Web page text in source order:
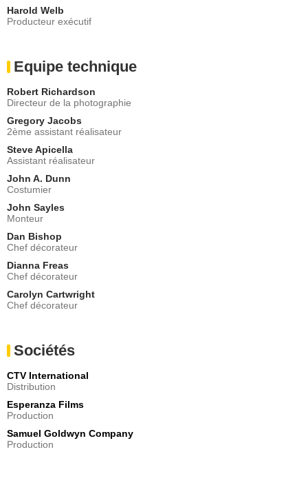
Harold Welb
Producteur exécutif
Equipe technique
Robert Richardson
Directeur de la photographie
Gregory Jacobs
2ème assistant réalisateur
Steve Apicella
Assistant réalisateur
John A. Dunn
Costumier
John Sayles
Monteur
Dan Bishop
Chef décorateur
Dianna Freas
Chef décorateur
Carolyn Cartwright
Chef décorateur
Sociétés
CTV International
Distribution
Esperanza Films
Production
Samuel Goldwyn Company
Production